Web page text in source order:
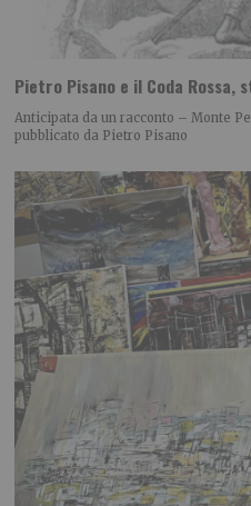
Pietro Pisano e il Coda
Anticipata da un racconto – Monte
pubblicato da Pietro Pisano